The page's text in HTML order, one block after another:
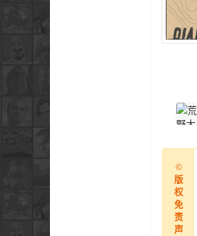
©
版
权
免
责
声